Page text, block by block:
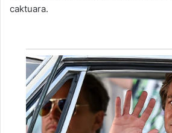
caktuara.